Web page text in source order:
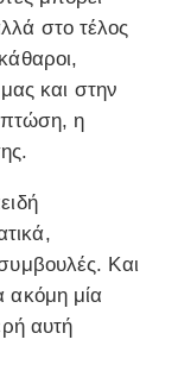
στο τέλος
μας και στην
πτώση, η
Και
ακόμη μία
αυτή